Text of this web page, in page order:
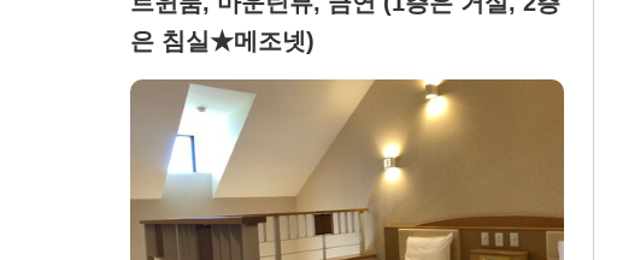
은 침실★메조넷)